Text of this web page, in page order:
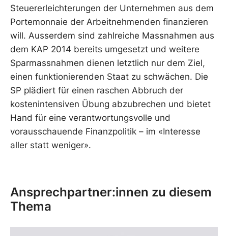
Steuererleichterungen der Unternehmen aus dem
Portemonnaie der Arbeitnehmenden finanzieren
will. Ausserdem sind zahlreiche Massnahmen aus
dem KAP 2014 bereits umgesetzt und weitere
Sparmassnahmen dienen letztlich nur dem Ziel,
einen funktionierenden Staat zu schwächen. Die
SP plädiert für einen raschen Abbruch der
kostenintensiven Übung abzubrechen und bietet
Hand für eine verantwortungsvolle und
vorausschauende Finanzpolitik – im «Interesse
aller statt weniger».
Ansprechpartner:innen zu diesem
Thema